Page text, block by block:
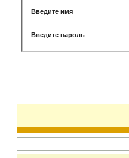
Введите имя
Введите пароль